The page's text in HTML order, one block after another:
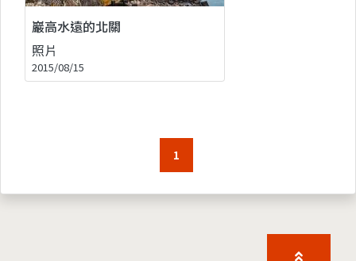
巖高水遠的北關
照片
2015/08/15
1